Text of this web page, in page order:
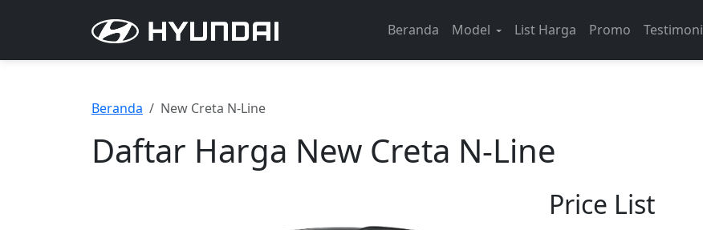
Beranda Model List Harga Promo Testimoni
Beranda New Creta N-Line
Daftar Harga New Creta N-Line
Price List